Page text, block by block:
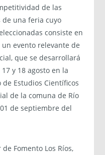
de las
de una feria cuyo
consiste en
evento relevante de
que se desarrollará
y 18 agosto en la
Estudios Científicos
de la comuna de Río
de septiembre del
Fomento Los Ríos,